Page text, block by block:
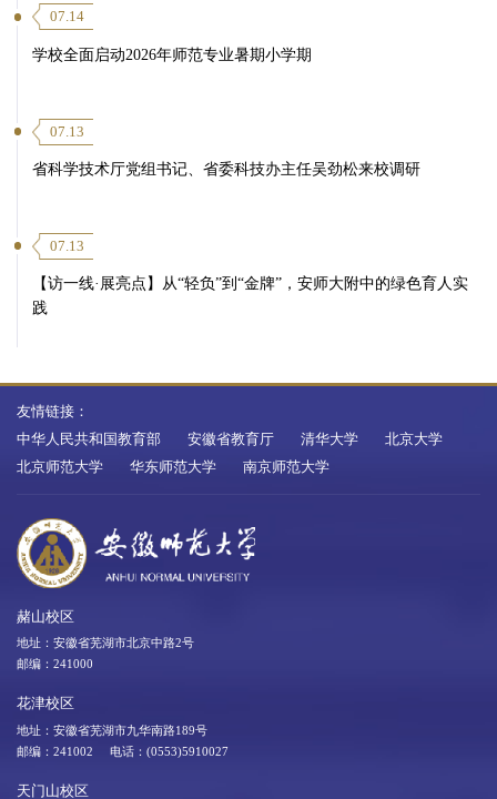
07.14
学校全面启动2026年师范专业暑期小学期
07.13
省科学技术厅党组书记、省委科技办主任吴劲松来校调研
07.13
【访一线·展亮点】从“轻负”到“金牌”，安师大附中的绿色育人实
践
友情链接：
中华人民共和国教育部
安徽省教育厅 清华大学
北京大学
北京师范大学
华东师范大学 南京师范大学
赭山校区
地址：安徽省芜湖市北京中路2号
邮编：241000
花津校区
地址：安徽省芜湖市九华南路189号
邮编：241002 电话：(0553)5910027
天门山校区